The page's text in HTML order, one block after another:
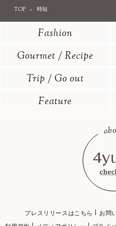
TOP 時短
Fashion
Gourmet / Recipe
Trip / Go out
Feature
プレスリリースはこちら お問